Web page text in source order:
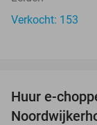
Verkocht: 153
Huur e-